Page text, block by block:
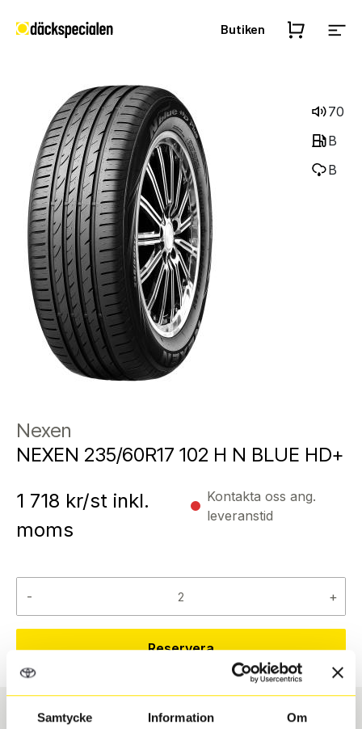
Samtycke Information Om
Butiken
70
B
B
Nexen
NEXEN 235/60R17 102 H N BLUE HD+
1 718 kr/st inkl.
moms
Kontakta oss ang.
leveranstid
- +
Reservera